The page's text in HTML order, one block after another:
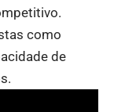
como
de